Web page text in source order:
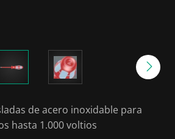
de acero inoxidable para
hasta 1.000 voltios